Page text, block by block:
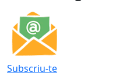
Subscriu-te